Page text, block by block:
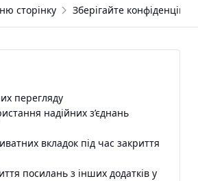
сторінку Зберігайте
перегляду
надійних з’єднань
вкладок під час закриття
посилань з інших додатків у